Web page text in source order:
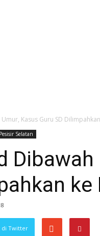
Kasus Guru SD
Selatan
Dibawah
ke
di Twitter